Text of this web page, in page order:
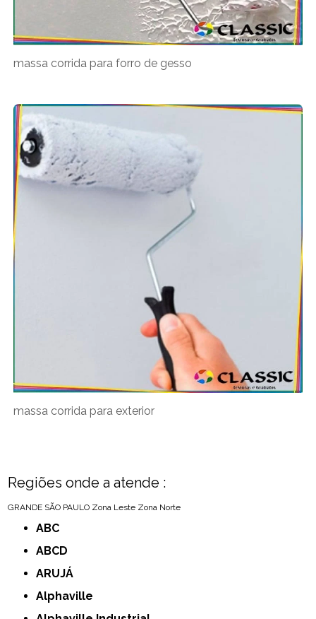
massa corrida para forro de gesso
massa corrida para exterior
Regiões onde a atende :
GRANDE SÃO PAULO Zona Leste Zona Norte
ABC
ABCD
ARUJÁ
Alphaville